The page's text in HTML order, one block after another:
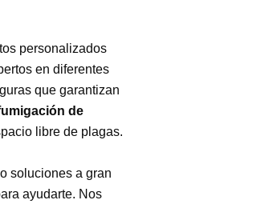
personalizados
en diferentes
que garantizan
de
libre de plagas.
soluciones a gran
ayudarte. Nos